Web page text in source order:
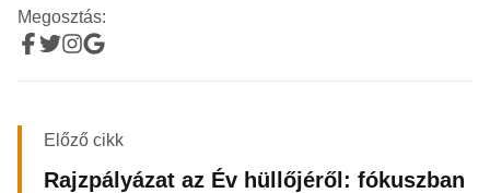
Megosztás:
Előző cikk
Rajzpályázat az Év hüllőjéről: fókuszban